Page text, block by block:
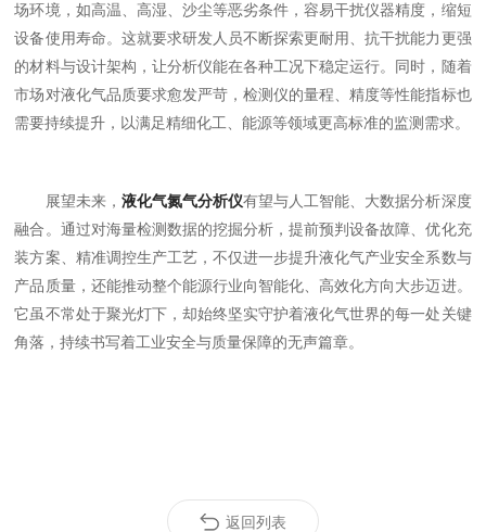
场环境，如高温、高湿、沙尘等恶劣条件，容易干扰仪器精度，缩短
设备使用寿命。这就要求研发人员不断探索更耐用、抗干扰能力更强
的材料与设计架构，让分析仪能在各种工况下稳定运行。同时，随着
市场对液化气品质要求愈发严苛，检测仪的量程、精度等性能指标也
需要持续提升，以满足精细化工、能源等领域更高标准的监测需求。
展望未来， 液化气氮气分析仪有望与人工智能、大数据分析深度
融合。通过对海量检测数据的挖掘分析，提前预判设备故障、优化充
装方案、精准调控生产工艺，不仅进一步提升液化气产业安全系数与
产品质量，还能推动整个能源行业向智能化、高效化方向大步迈进。
它虽不常处于聚光灯下，却始终坚实守护着液化气世界的每一处关键
角落，持续书写着工业安全与质量保障的无声篇章。
返回列表